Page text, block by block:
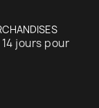
jours pour